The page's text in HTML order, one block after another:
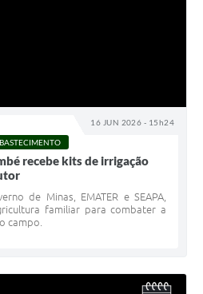
16 JUN 2026 - 15h24
recebe kits de irrigação
de Minas, EMATER e SEAPA,
familiar para combater a
campo.